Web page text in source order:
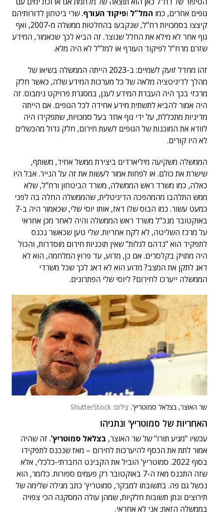
גופים אחרים, כמו המל"ל ופיקוד העורף. שרי ביטחון לדורותיהם
קיצצו בסמכויות רח"ל, שנקבעו בהחלטות ממשלה מ-2007, ואף
גוף אחר לא מילא את החלל שנוצר. זה הביא לכך שכאמור, המידע
שזרם מרח"ל לפיקוד העורף או למל"ל לא היה מלא.
זהו מחדל זועק לשמיים: ב-2023 הייתה הממשלה בשיאו של
מהלך לדיגיטציה מלאה של כל מערכות המידע שלה, כאשר חלק
מרכזי בכך היה העברת המידע לענן, במסגרת פרויקט נימבוס. זה
היה אמור להביא לתשתית מידע אחידה לכל הגופים. אם הייתה
מדיניות מתכללת, על ידי גוף אחד בעל סמכויות, שתפקידו היה
לוודא את המוכנות של הגופים לשעת חירום, חלק גדול מהכשלים
לא היו קורים.
הממשלה משקיעה מיליארדים ביצירת ממשל אחיד, משותף,
שישרת את כולם. או לפחות אמור לעשות את זה על הנייר. אבל היו
כאלה, כמו משרד ראש הממשלה, משרד הביטחון ורח"ל, שלא
ממש התלהבו מהמהפכה הדיגיטלית, שהממשלה החלה בה לפני
כמעט עשור. כמו הבוס שלו דאז, אותו יוסי שלי, שכאמור היה ב-7
באוקטובר מנכ"ל משרד ראש הממשלה והיה לאחר מכן אחראי
על מרכז השליטה, לא לקח אחריות. שלי טען שכאשר נכנס
לתפקיד הוא "נדהם לגלות" שאין תוכניות חירום מוסדרות, והכול
היה מתויק בקלסרים. אם כן, מדוע, עד פרוץ המלחמה, הוא לא
דאג לתקן את המצב? מדוע הוא לא דאג לכך שכל משרדי
הממשלה ייערכו לחירום? ליוסי שלי הפתרונים.
שר האוצר, בצלאל סמוטריץ'. צילום: ShutterStock
האחריות של סמוטריץ' ונתניהו
עכשיו "מגיע תורו" של שר האוצר, בצלאל סמוטריץ'. זה שהיה
אמור לתת את הכסף להיערכות לחירום – מאז שנכנס לתפקידו
בסוף 2022. סמוטריץ' הוביל את הקבינט החברתי-כלכלי, אלא
שזה התכנס מאז ה-7 באוקטובר רק פעמים ספורות. כלומר, הוא
נכשל גם פה. בתשובתו למבקר, סמוטריץ' כתב מגילה שלימה של
תירוצים ונתן תשובות חלקיות, שמהן עולה המסקנה הכי צפויה
בממשלה הזאת: אני לא אחראי.